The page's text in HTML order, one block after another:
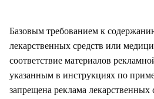
Базовым требованием к
лекарственных средств или
соответствие материалов
указанным в инструкциях по
запрещена реклама лекарственных